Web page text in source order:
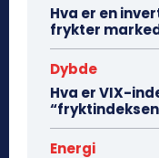
Hva er en
frykter
Dybde
Hva er VIX-
Energi